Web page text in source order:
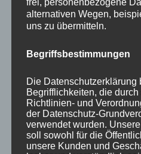
sehen, dass Michael
Griff hatte und an
selbst mit fast perfekten
nicht zufrieden.
akzeptieren, dass nicht
perfekt im Board
Millimeter breiten
unvermeidlich ist, egal
alternativen Wegen,
uns zu übermitteln.
Begriffsbestimmungen
Die Datenschutzerklärung
Begrifflichkeiten, die
Richtlinien- und
der Datenschutz-
verwendet wurden.
soll sowohl für die
unsere Kunden und